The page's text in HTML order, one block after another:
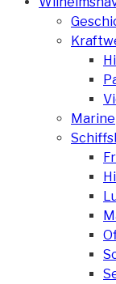
Marine